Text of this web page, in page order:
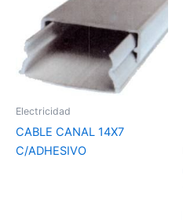
Electricidad
CABLE CANAL 14X7
C/ADHESIVO